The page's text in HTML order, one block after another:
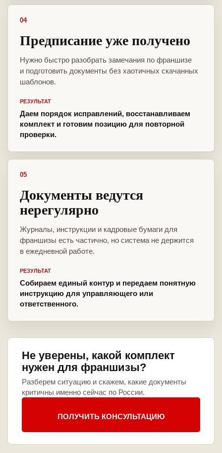
04
Предписание уже получено
Нужно быстро разобрать замечания по франшизе
и подготовить документы без хаотичных скачанных
шаблонов.
РЕЗУЛЬТАТ
Даем порядок исправлений, восстанавливаем
комплект и готовим позицию для повторной
проверки.
05
Документы ведутся
нерегулярно
Журналы, инструкции и кадровые бумаги для
франшизы есть частично, но система не держится
в ежедневной работе.
РЕЗУЛЬТАТ
Собираем единый контур и передаем понятную
инструкцию для управляющего или
ответственного.
Не уверены, какой комплект
нужен для франшизы?
Разберем ситуацию и скажем, какие документы
критичны именно сейчас по России.
ПОЛУЧИТЬ КОНСУЛЬТАЦИЮ